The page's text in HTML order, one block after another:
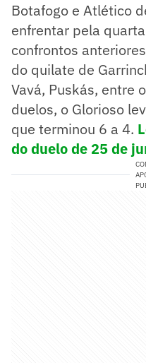
Botafogo e Atlético
enfrentar pela
confrontos
do quilate de
Vavá, Puskás, entre
duelos, o Glorioso
que terminou 6 a 4.
do duelo de 25 de